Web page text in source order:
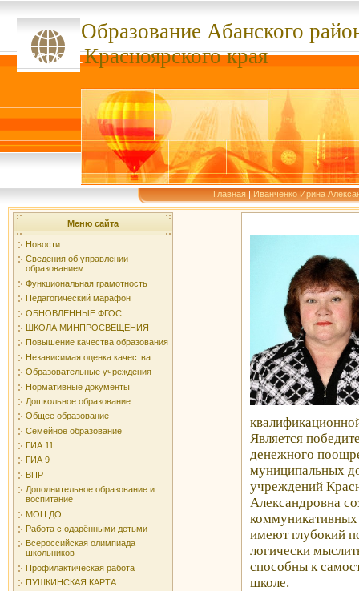
Образование Абанского
сссссссКрасноярского края
Главная | Иванченко Ирина
Меню сайта
Новости
Сведения об управлении
образованием
Функциональная грамотность
Педагогический марафон
ОБНОВЛЕННЫЕ ФГОС
ШКОЛА МИНПРОСВЕЩЕНИЯ
Повышение качества образования
Независимая оценка качества
Образовательные учреждения
Нормативные документы
Дошкольное образование
Общее образование
Семейное образование
ГИА 11
ГИА 9
ВПР
Дополнительное образование и
воспитание
МОЦ ДО
Работа с одарёнными детьми
Всероссийская олимпиада
школьников
Профилактическая работа
ПУШКИНСКАЯ КАРТА
Является
денежного
муниципальных
учреждений
Александровна
имеют глубокий
логически
способны к
школе.